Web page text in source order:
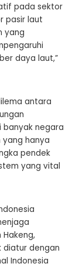
pada sektor
pasir laut
yang
daya laut,”
antara
banyak negara
yang hanya
pendek
yang vital
diatur dengan
Indonesia